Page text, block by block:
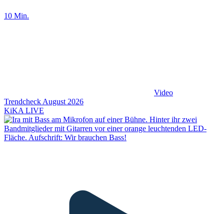
10 Min.
Video
Trendcheck August 2026
KiKA LIVE